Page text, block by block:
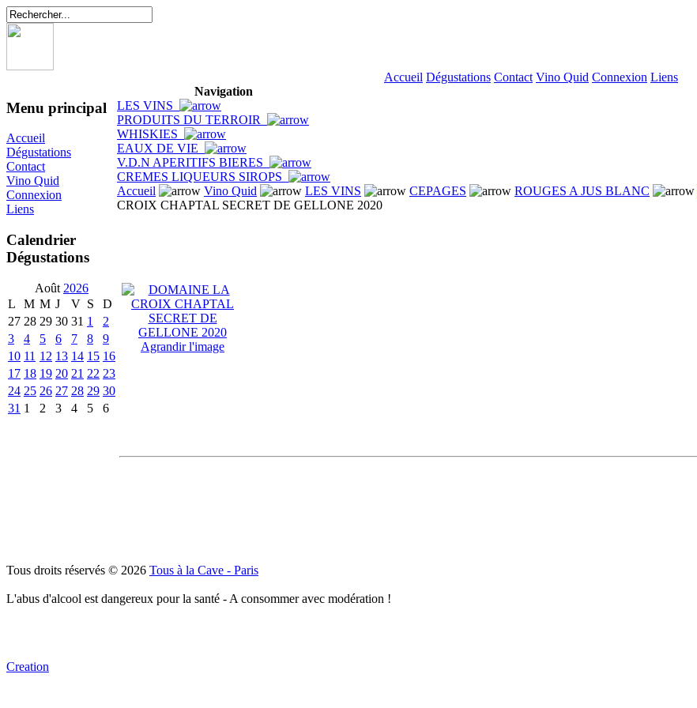
Accueil Dégustations Contact Vino Quid Connexion Liens
Menu principal
Accueil
Dégustations
Contact
Vino Quid
Connexion
Liens
Calendrier
Dégustations
Août 2026
L
M M J V S
D
27 28 29 30 31 1
2
3
4 5 6 7 8
9
10 11 12 13 14 15 16
17 18 19 20 21 22 23
24 25 26 27 28 29 30
31 1 2 3 4 5 6
Navigation
LES VINS
PRODUITS DU TERROIR
WHISKIES
EAUX DE VIE
V.D.N APERITIFS BIERES
CREMES LIQUEURS SIROPS
Accueil
Vino Quid LES VINS CEPAGES ROUGES A JUS BLANC
CROIX CHAPTAL SECRET DE GELLONE 2020
Agrandir l'image
Tous droits réservés © 2026 Tous à la Cave - Paris
L'abus d'alcool est dangereux pour la santé - A consommer avec modération !
Creation